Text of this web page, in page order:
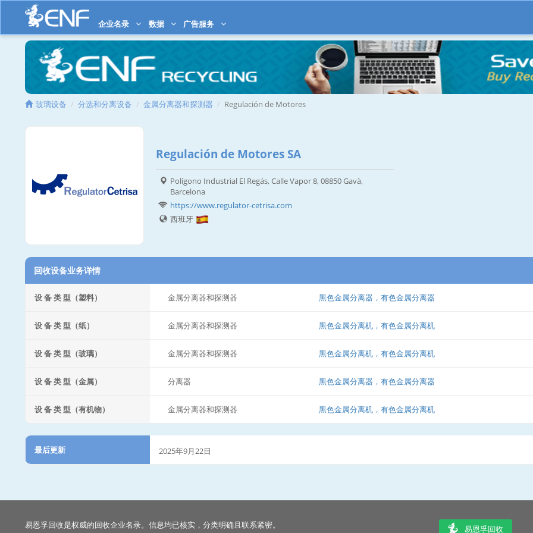
企业名录 数据 广告服务
玻璃设备 分选和分离设备 金属分离器和探测器 Regulación de Motores
Regulación de Motores SA
Polígono Industrial El Regás, Calle Vapor 8, 08850 Gavà,
Barcelona
https://www.regulator-cetrisa.com
西班牙
回收设备业务详情
设 备 类 型（塑料） 金属分离器和探测器 黑色金属分离器，有色金属分离器
设 备 类 型（纸） 金属分离器和探测器 黑色金属分离机，有色金属分离机
设 备 类 型（玻璃） 金属分离器和探测器 黑色金属分离机，有色金属分离机
设 备 类 型（金属） 分离器 黑色金属分离器，有色金属分离器
设 备 类 型（有机物） 金属分离器和探测器 黑色金属分离机，有色金属分离机
最后更新 2025年9月22日
易恩孚回收是权威的回收企业名录。信息均已核实，分类明确且联系紧密。 易恩孚回收